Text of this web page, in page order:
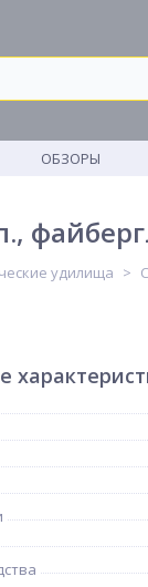
ОБЗОРЫ
удилища